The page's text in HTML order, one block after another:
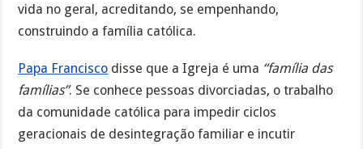
vida no geral, acreditando, se empenhando,
construindo a família católica.
Papa Francisco disse que a Igreja é uma “família das
famílias”. Se conhece pessoas divorciadas, o trabalho
da comunidade católica para impedir ciclos
geracionais de desintegração familiar e incutir